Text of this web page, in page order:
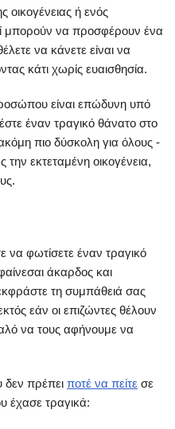
οικογένειας ή ενός
μπορούν να προσφέρουν ένα
να κάνετε είναι να
κάτι χωρίς ευαισθησία.
είναι επώδυνη υπό
έναν τραγικό θάνατο στο
πιο δύσκολη για όλους -
την εκτεταμένη οικογένεια,
να φωτίσετε έναν τραγικό
άκαρδος και
τη συμπάθειά σας
εάν οι επιζώντες θέλουν
να τους αφήνουμε να
δεν πρέπει ποτέ να πείτε σε
έχασε τραγικά: